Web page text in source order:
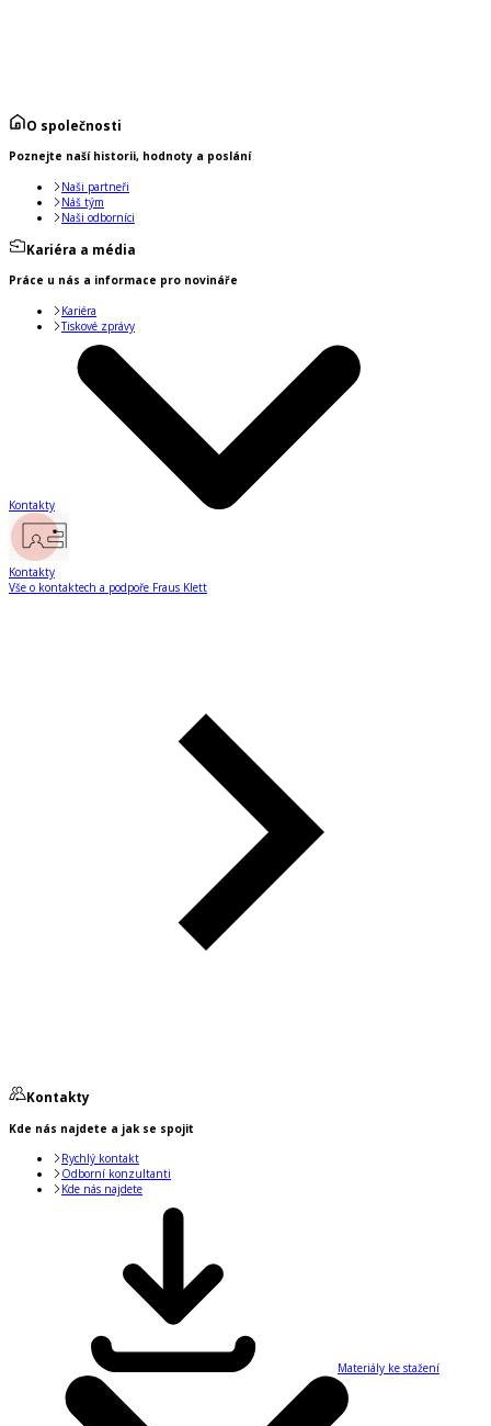
O společnosti
Poznejte naší historii, hodnoty a poslání
Naši partneři
Náš tým
Naši odborníci
Kariéra a média
Práce u nás a informace pro novináře
Kariéra
Tiskové zprávy
Kontakty
Kontakty
Vše o kontaktech a podpoře Fraus Klett
Kontakty
Kde nás najdete a jak se spojit
Rychlý kontakt
Odborní konzultanti
Kde nás najdete
Materiály ke stažení